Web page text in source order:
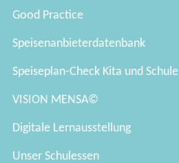
Good Practice
Speisenanbieterdatenbank
Speiseplan-Check Kita und Schule
VISION MENSA©
Digitale Lernausstellung
Unser Schulessen